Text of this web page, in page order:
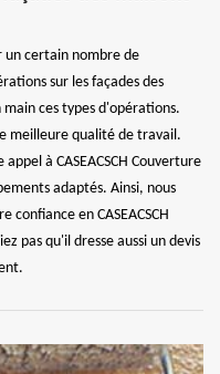
un certain nombre de
sur les façades des
ces types d'opérations.
meilleure qualité de travail.
à CASEACSCH Couverture
adaptés. Ainsi, nous
en CASEACSCH
pas qu'il dresse aussi un devis